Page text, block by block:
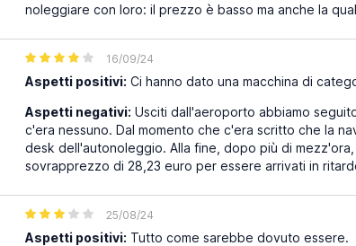
noleggiare con loro: il prezzo è basso ma anche la
16/09/24
Aspetti positivi: Ci hanno dato una macchina di
Aspetti negativi: Usciti dall'aeroporto abbiamo
c'era nessuno. Dal momento che c'era scritto che la
desk dell'autonoleggio. Alla fine, dopo più di
sovrapprezzo di 28,23 euro per essere arrivati in
25/08/24
Aspetti positivi: Tutto come sarebbe dovuto essere.